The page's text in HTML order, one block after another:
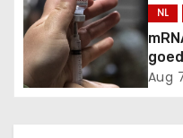
NL
Aug